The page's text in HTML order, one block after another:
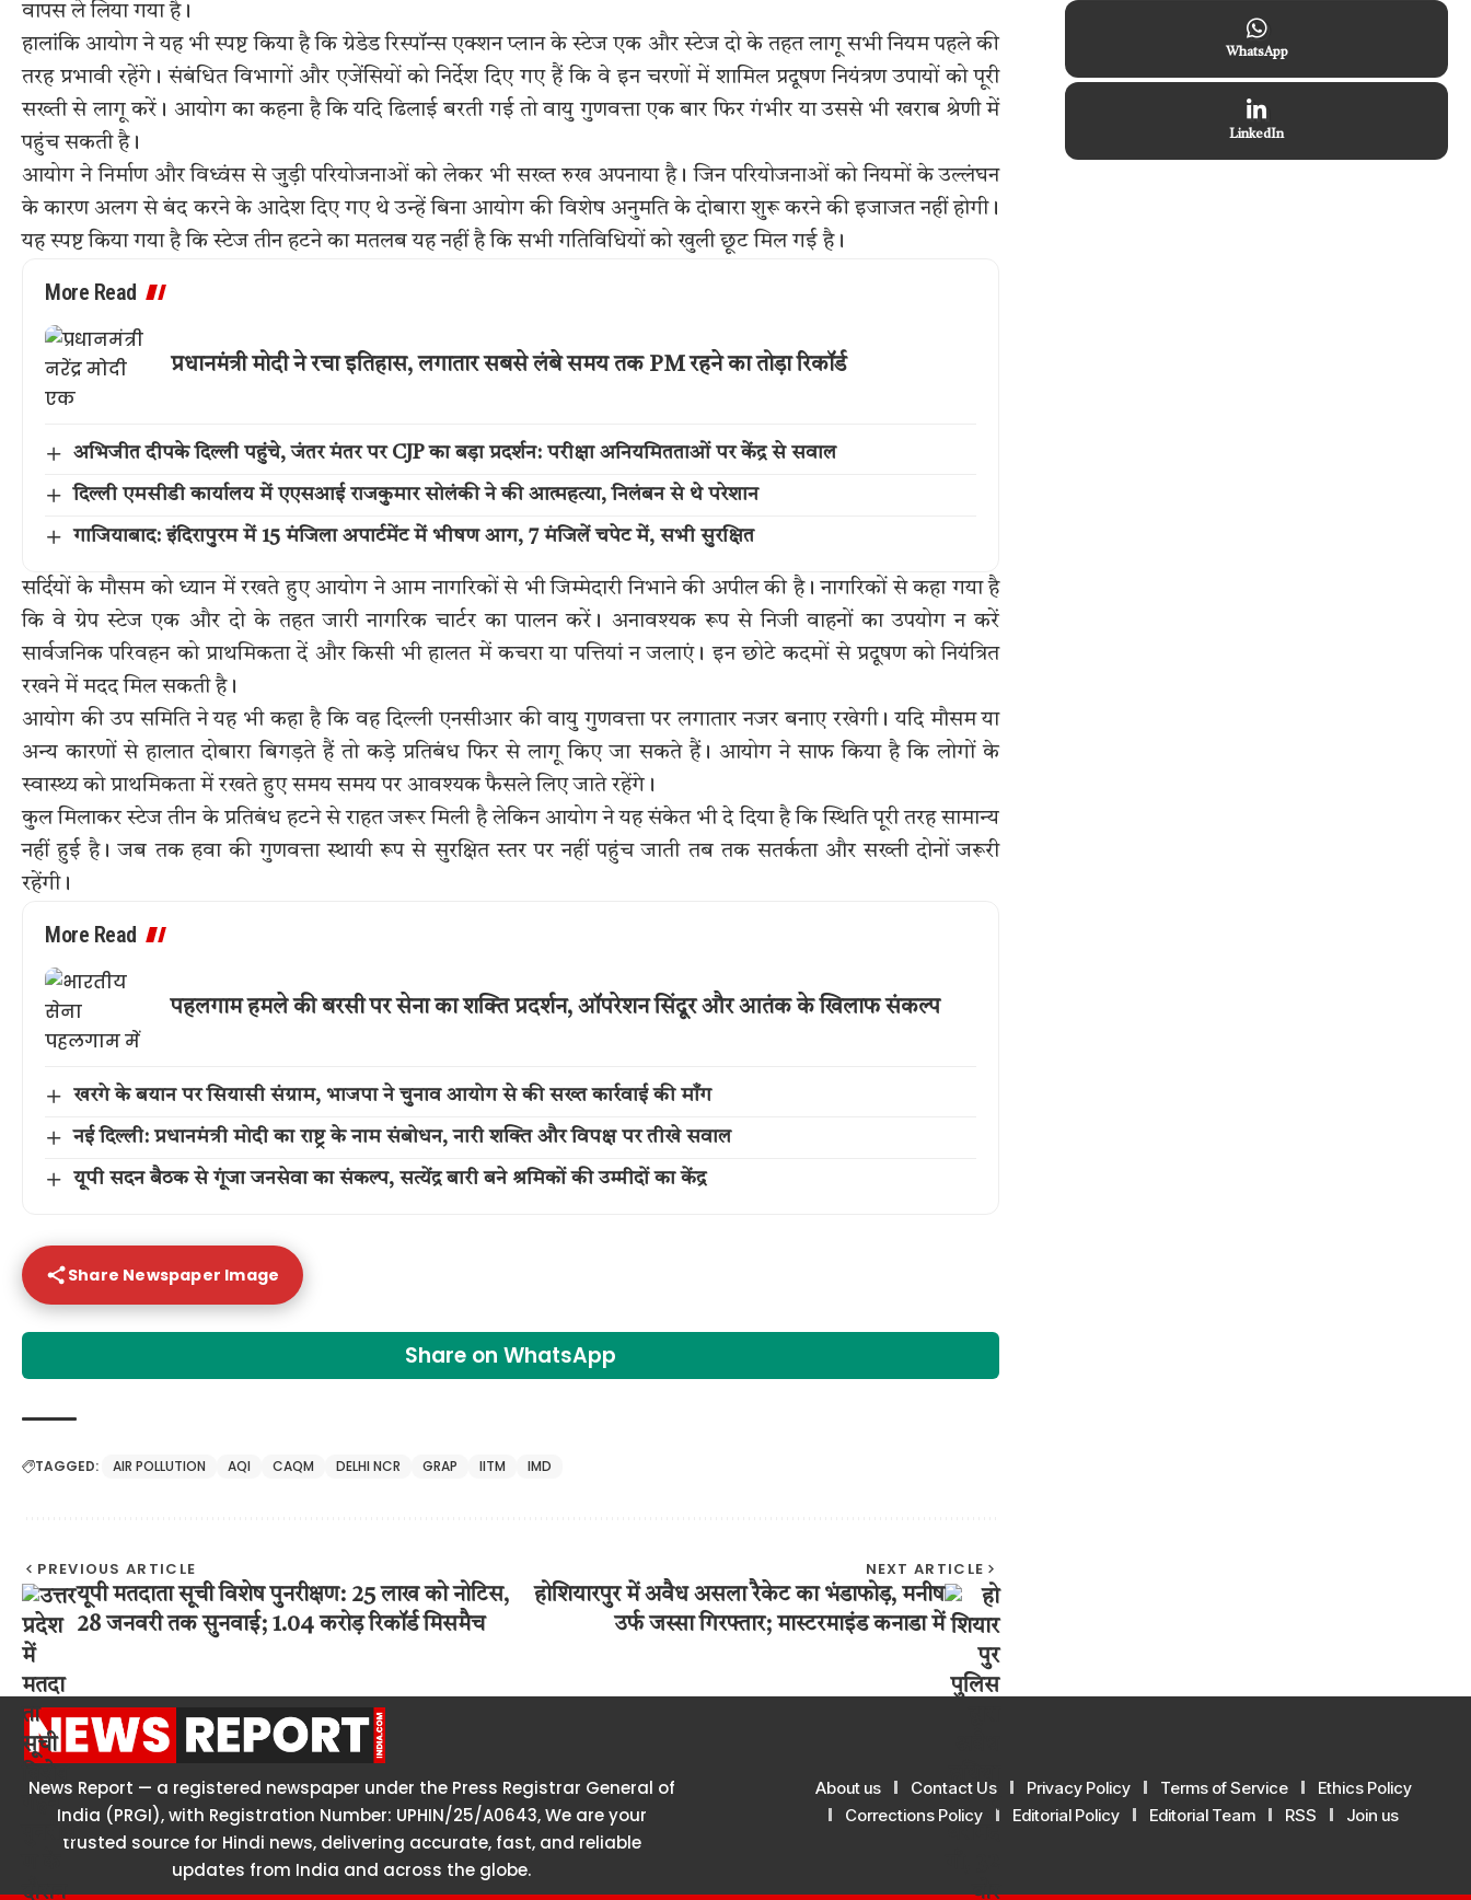
वापस ले लिया गया है।
हालांकि आयोग ने यह भी स्पष्ट किया है कि ग्रेडेड रिस्पॉन्स एक्शन प्लान के स्टेज एक और स्टेज दो के तहत लागू सभी नियम पहले की
तरह प्रभावी रहेंगे। संबंधित विभागों और एजेंसियों को निर्देश दिए गए हैं कि वे इन चरणों में शामिल प्रदूषण नियंत्रण उपायों को पूरी
सख्ती से लागू करें। आयोग का कहना है कि यदि ढिलाई बरती गई तो वायु गुणवत्ता एक बार फिर गंभीर या उससे भी खराब श्रेणी में
पहुंच सकती है।
आयोग ने निर्माण और विध्वंस से जुड़ी परियोजनाओं को लेकर भी सख्त रुख अपनाया है। जिन परियोजनाओं को नियमों के उल्लंघन
के कारण अलग से बंद करने के आदेश दिए गए थे उन्हें बिना आयोग की विशेष अनुमति के दोबारा शुरू करने की इजाजत नहीं होगी।
यह स्पष्ट किया गया है कि स्टेज तीन हटने का मतलब यह नहीं है कि सभी गतिविधियों को खुली छूट मिल गई है।
More Read
प्रधानमंत्री मोदी ने रचा इतिहास, लगातार सबसे लंबे समय तक PM रहने का तोड़ा रिकॉर्ड
अभिजीत दीपके दिल्ली पहुंचे, जंतर मंतर पर CJP का बड़ा प्रदर्शन: परीक्षा अनियमितताओं पर केंद्र से सवाल
दिल्ली एमसीडी कार्यालय में एएसआई राजकुमार सोलंकी ने की आत्महत्या, निलंबन से थे परेशान
गाजियाबाद: इंदिरापुरम में 15 मंजिला अपार्टमेंट में भीषण आग, 7 मंजिलें चपेट में, सभी सुरक्षित
सर्दियों के मौसम को ध्यान में रखते हुए आयोग ने आम नागरिकों से भी जिम्मेदारी निभाने की अपील की है। नागरिकों से कहा गया है
कि वे ग्रेप स्टेज एक और दो के तहत जारी नागरिक चार्टर का पालन करें। अनावश्यक रूप से निजी वाहनों का उपयोग न करें
सार्वजनिक परिवहन को प्राथमिकता दें और किसी भी हालत में कचरा या पत्तियां न जलाएं। इन छोटे कदमों से प्रदूषण को नियंत्रित
रखने में मदद मिल सकती है।
आयोग की उप समिति ने यह भी कहा है कि वह दिल्ली एनसीआर की वायु गुणवत्ता पर लगातार नजर बनाए रखेगी। यदि मौसम या
अन्य कारणों से हालात दोबारा बिगड़ते हैं तो कड़े प्रतिबंध फिर से लागू किए जा सकते हैं। आयोग ने साफ किया है कि लोगों के
स्वास्थ्य को प्राथमिकता में रखते हुए समय समय पर आवश्यक फैसले लिए जाते रहेंगे।
कुल मिलाकर स्टेज तीन के प्रतिबंध हटने से राहत जरूर मिली है लेकिन आयोग ने यह संकेत भी दे दिया है कि स्थिति पूरी तरह सामान्य
नहीं हुई है। जब तक हवा की गुणवत्ता स्थायी रूप से सुरक्षित स्तर पर नहीं पहुंच जाती तब तक सतर्कता और सख्ती दोनों जरूरी
रहेंगी।
More Read
पहलगाम हमले की बरसी पर सेना का शक्ति प्रदर्शन, ऑपरेशन सिंदूर और आतंक के खिलाफ संकल्प
खरगे के बयान पर सियासी संग्राम, भाजपा ने चुनाव आयोग से की सख्त कार्रवाई की माँग
नई दिल्ली: प्रधानमंत्री मोदी का राष्ट्र के नाम संबोधन, नारी शक्ति और विपक्ष पर तीखे सवाल
यूपी सदन बैठक से गूंजा जनसेवा का संकल्प, सत्येंद्र बारी बने श्रमिकों की उम्मीदों का केंद्र
Share Newspaper Image
Share on WhatsApp
TAGGED: AIR POLLUTION AQI CAQM DELHI NCR GRAP IITM IMD
PREVIOUS ARTICLE
यूपी मतदाता सूची विशेष पुनरीक्षण: 25 लाख को नोटिस,
28 जनवरी तक सुनवाई; 1.04 करोड़ रिकॉर्ड मिसमैच
NEXT ARTICLE
होशियारपुर में अवैध असला रैकेट का भंडाफोड़, मनीष
उर्फ जस्सा गिरफ्तार; मास्टरमाइंड कनाडा में
WhatsApp
LinkedIn
News Report — a registered newspaper under the Press Registrar General of
India (PRGI), with Registration Number: UPHIN/25/A0643, We are your
trusted source for Hindi news, delivering accurate, fast, and reliable
updates from India and across the globe.
About us Contact Us Privacy Policy Terms of Service
Ethics Policy
Corrections Policy
Editorial Policy Editorial Team RSS Join us